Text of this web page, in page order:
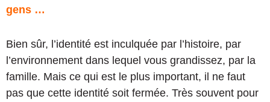
gens …
Bien sûr, l’identité est inculquée par l’histoire, par
l’environnement dans lequel vous grandissez, par la
famille. Mais ce qui est le plus important, il ne faut
pas que cette identité soit fermée. Très souvent pour